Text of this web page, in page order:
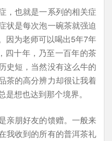
，也就是一系列的相关症
状是每次泡一碗茶就强迫
因为老师可以喝出5年7年
四十年，乃至一百年的茶
史短，当然没有这么牛的
茶的高分辨力却很让我着
是想也达到那个境界。
亲朋好友的馈赠。一般来
我收到的所有的普洱茶礼